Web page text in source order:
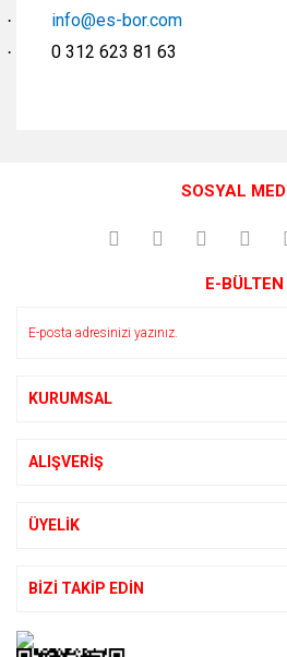
· info@es-bor.com
· 0 312 623 81 63
Yorum Yaz
Görüş ve önerileriniz için teşekkür
Ürün açıklamasında eksik bilgiler
SOSYAL
E-BÜLTEN
KURUMSAL
ALIŞVERİŞ
ÜYELİK
BİZİ TAKİP EDİN